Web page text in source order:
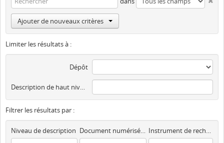
Ajouter de nouveaux critères
Limiter les résultats à :
Dépôt
Description de haut niveau
Filtrer les résultats par :
Niveau de description Document numérisé disponible Instrument de recherche